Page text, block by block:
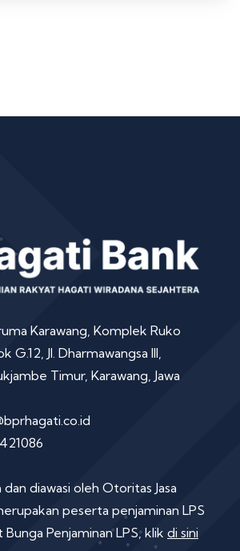
Karawang, Komplek Ruko
G.12, Jl. Dharmawangsa III,
Timur, Karawang, Jawa
diawasi oleh Otoritas Jasa
peserta penjaminan LPS
Penjaminan LPS, klik di sini